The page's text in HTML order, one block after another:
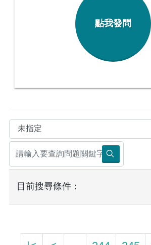
點我發問
目前搜尋條件：